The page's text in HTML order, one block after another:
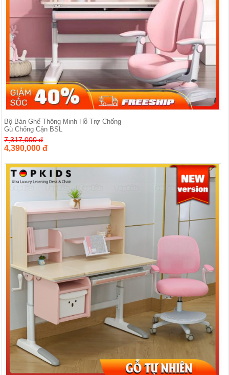
Bộ Bàn Ghế Thông Minh Hỗ Trợ Chống
Gù Chống Cận BSL
7,317,000 đ
4,390,000 đ